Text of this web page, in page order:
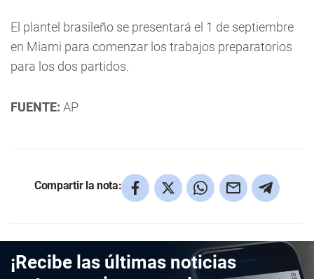
El plantel brasileño se presentará el 1 de septiembre
en Miami para comenzar los trabajos preparatorios
para los dos partidos.
FUENTE: AP
Compartir la nota:
¡Recibe las últimas noticias